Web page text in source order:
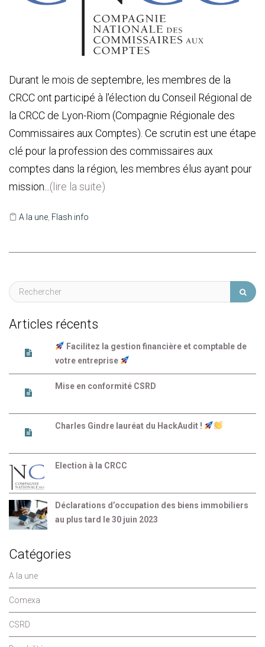
Durant le mois de septembre, les membres de la
CRCC ont participé à l'élection du Conseil Régional de
la CRCC de Lyon-Riom (Compagnie Régionale des
Commissaires aux Comptes). Ce scrutin est une étape
clé pour la profession des commissaires aux
comptes dans la région, les membres élus ayant pour
mission...(lire la suite)
A la une, Flash info
Articles récents
Facilitez la gestion financière et comptable de
votre entreprise
Mise en conformité CSRD
Charles Gindre lauréat du HackAudit !
Election à la CRCC
Déclarations d’occupation des biens immobiliers
au plus tard le 30 juin 2023
Catégories
A la une
Comexa
CSRD